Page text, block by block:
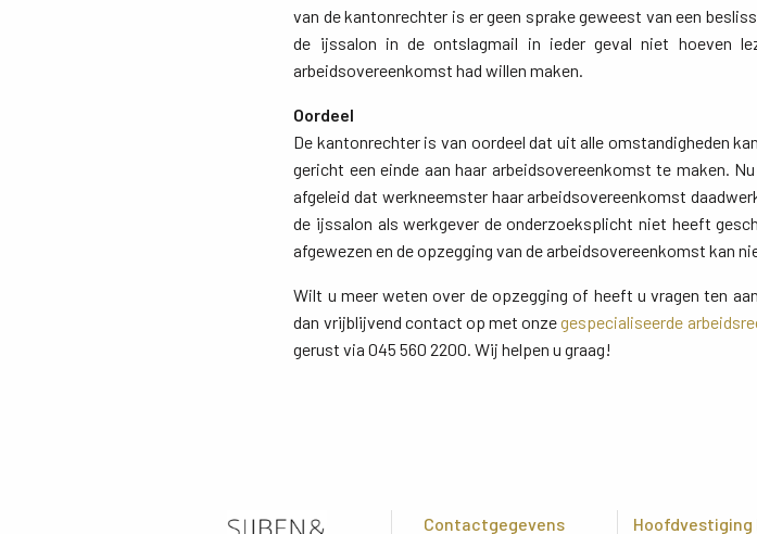
van de kantonrechter is er geen sprake geweest van een
de ijssalon in de ontslagmail in ieder geval niet hoeven
arbeidsovereenkomst had willen maken.
Oordeel
De kantonrechter is van oordeel dat uit alle omstandigheden
gericht een einde aan haar arbeidsovereenkomst te maken.
afgeleid dat werkneemster haar arbeidsovereenkomst
de ijssalon als werkgever de onderzoeksplicht niet heeft
afgewezen en de opzegging van de arbeidsovereenkomst kan
Wilt u meer weten over de opzegging of heeft u vragen ten
dan vrijblijvend contact op met onzegespecialiseerde
gerust via 045 560 2200. Wij helpen u graag!
Contactgegevens Hoofdvestiging